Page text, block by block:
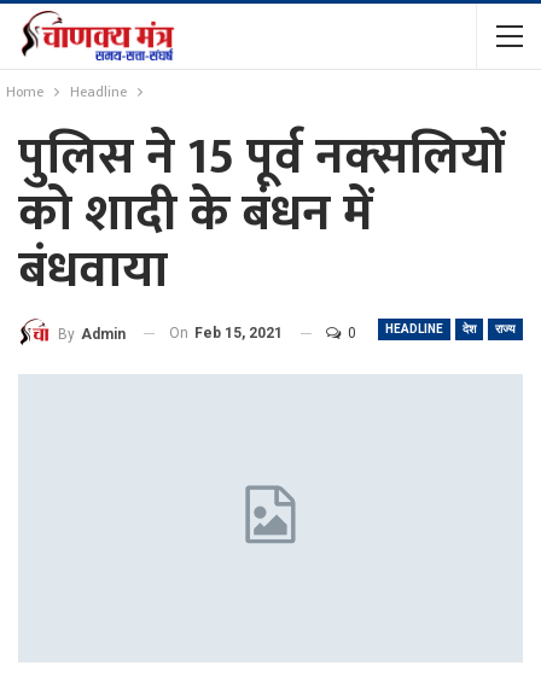
Home Headline
पुलिस ने 15 पूर्व नक्‍सलियों
को शादी के बंधन में
बंधवाया
HEADLINE देश राज्य
By Admin On Feb 15, 2021 0